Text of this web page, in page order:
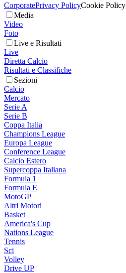
CorporatePrivacy PolicyCookie Policy
Media
Video
Foto
Live e Risultati
Live
Diretta Calcio
Risultati e Classifiche
Sezioni
Calcio
Mercato
Serie A
Serie B
Coppa Italia
Champions League
Europa League
Conference League
Calcio Estero
Supercoppa Italiana
Formula 1
Formula E
MotoGP
Altri Motori
Basket
America's Cup
Nations League
Tennis
Sci
Volley
Drive UP